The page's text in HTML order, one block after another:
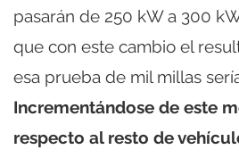
pasarán de 250 kW a 300
que con este cambio el
esa prueba de mil millas
Incrementándose de este
respecto al resto de